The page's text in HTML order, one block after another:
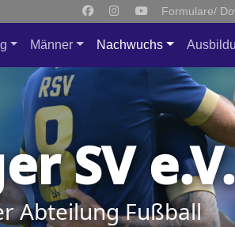
Formulare/
Männer Nachwuchs
SV e.V.
Abteilung Fußball